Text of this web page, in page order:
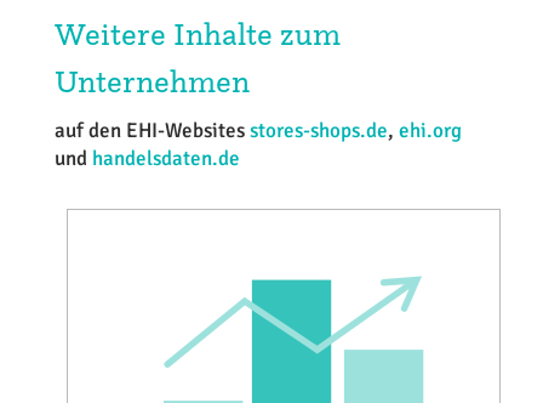
Weitere Inhalte zum
Unternehmen
auf den EHI-Websitesstores-shops.de, ehi.org
und handelsdaten.de